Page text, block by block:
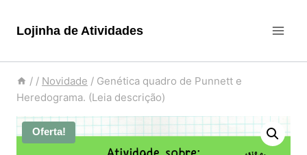
para
Conteúdo
Lojinha de Atividades
/ / Novidade / Genética quadro de Punnett e
Heredograma. (Leia descrição)
Oferta!